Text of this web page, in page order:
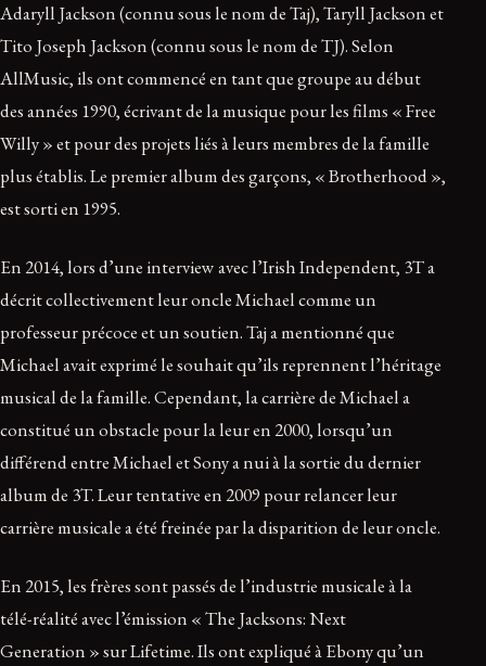
Adaryll Jackson (connu sous le nom de Taj), Taryll Jackson et
Tito Joseph Jackson (connu sous le nom de TJ). Selon
AllMusic, ils ont commencé en tant que groupe au début
des années 1990, écrivant de la musique pour les films « Free
Willy » et pour des projets liés à leurs membres de la famille
plus établis. Le premier album des garçons, « Brotherhood »,
est sorti en 1995.
En 2014, lors d’une interview avec l’Irish Independent, 3T a
décrit collectivement leur oncle Michael comme un
professeur précoce et un soutien. Taj a mentionné que
Michael avait exprimé le souhait qu’ils reprennent l’héritage
musical de la famille. Cependant, la carrière de Michael a
constitué un obstacle pour la leur en 2000, lorsqu’un
différend entre Michael et Sony a nui à la sortie du dernier
album de 3T. Leur tentative en 2009 pour relancer leur
carrière musicale a été freinée par la disparition de leur oncle.
En 2015, les frères sont passés de l’industrie musicale à la
télé-réalité avec l’émission « The Jacksons: Next
Generation » sur Lifetime. Ils ont expliqué à Ebony qu’un